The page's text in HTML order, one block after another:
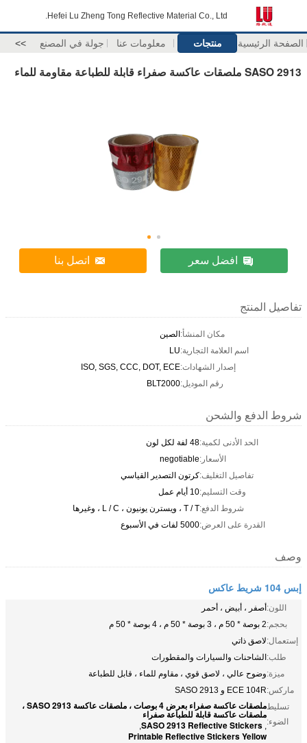
Hefei Lu Zheng Tong Reflective Material Co., Ltd.
الصفحة الرئيسية منتجات معلومات عنا جولة في المصنع >>
SASO 2913 ملصقات عاكسة صفراء قابلة للطباعة مقاومة للماء
افضل سعر اتصل بنا
تفاصيل المنتج
مكان المنشأ:الصين
اسم العلامة التجارية:LU
إصدار الشهادات:ISO, SGS, CCC, DOT, ECE
رقم الموديل:BLT2000
شروط الدفع والشحن
الحد الأدنى لكمية:48 لفة لكل لون
الأسعار:negotiable
تفاصيل التغليف:كرتون التصدير القياسي
وقت التسليم:10 أيام عمل
شروط الدفع:T / T ، ويسترن يونيون ، L / C ، وغيرها
القدرة على العرض:5000 لفات في الأسبوع
وصف
إبس 104 شريط عاكس
اللون:أصفر ، أبيض ، أحمر
بحجم:2 بوصة * 50 م ، 3 بوصة * 50 م ، 4 بوصة * 50 م
إستعمال:لاصق ذاتي
طلب:الشاحنات والسيارات والمقطورات
ميزة:وضوح عالي ، لاصق قوي ، مقاوم للماء ، قابل للطباعة
ماركس:ECE 104R و SASO 2913
تسليط
الضوء:
ملصقات عاكسة صفراء بعرض 4 بوصات ، ملصقات عاكسة SASO 2913 ،
ملصقات عاكسة قابلة للطباعة صفراء
,
SASO 2913 Reflective Stickers
,
Printable Reflective Stickers Yellow